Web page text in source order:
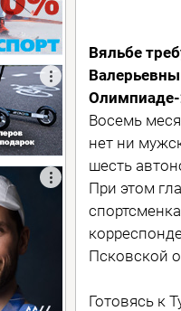
Вяльбе
Восемь
нет ни
шесть
При этом
Псковской
Готовясь к